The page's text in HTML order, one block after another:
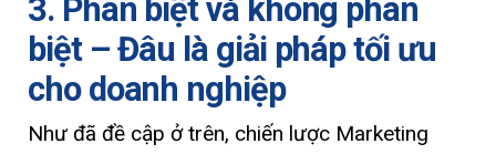
3. Phân biệt và không phân
biệt – Đâu là giải pháp tối ưu
cho doanh nghiệp
Như đã đề cập ở trên, chiến lược Marketing